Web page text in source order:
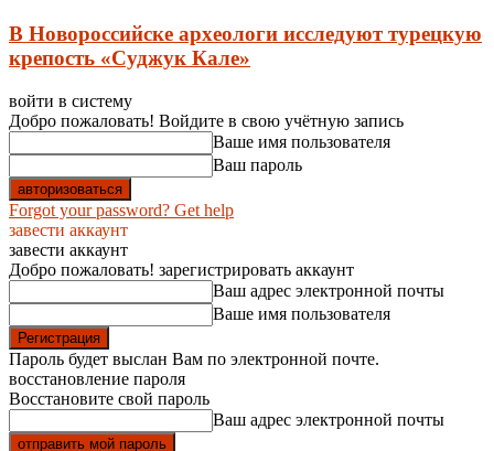
В Новороссийске археологи исследуют турецкую
крепость «Суджук Кале»
войти в систему
Добро пожаловать! Войдите в свою учётную запись
Ваше имя пользователя
Ваш пароль
Forgot your password? Get help
завести аккаунт
завести аккаунт
Добро пожаловать! зарегистрировать аккаунт
Ваш адрес электронной почты
Ваше имя пользователя
Пароль будет выслан Вам по электронной почте.
восстановление пароля
Восстановите свой пароль
Ваш адрес электронной почты